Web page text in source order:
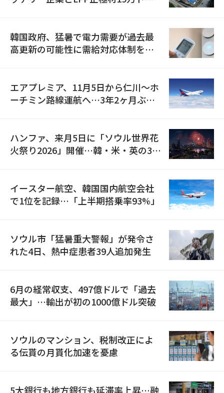
韓国政府、猛暑で電力需要が過去最
高更新の可能性に需給対応体制を点
エアプレミア、11月5日から仁川〜ホ
ーチミン路線運航へ…3年2ヶ月ぶり
ハンファ、来月5日に「ソウル世界花
火祭り2026」開催…韓・米・英の3カ
イースター航空、韓国国内航空会社
で1位を記録…「上半期搭乗率93%」
ソウル市「猛暑重大警報」が発令さ
れた4日、熱中症患者39人追加発生
6月の経常収支、497億ドルで「過去
最大」…輸出が初の1000億ドル突破
ソウルのマンション、税制改正によ
る伝貰の月貰化加速を憂慮
5大銀行も地方銀行も延滞率上昇…融